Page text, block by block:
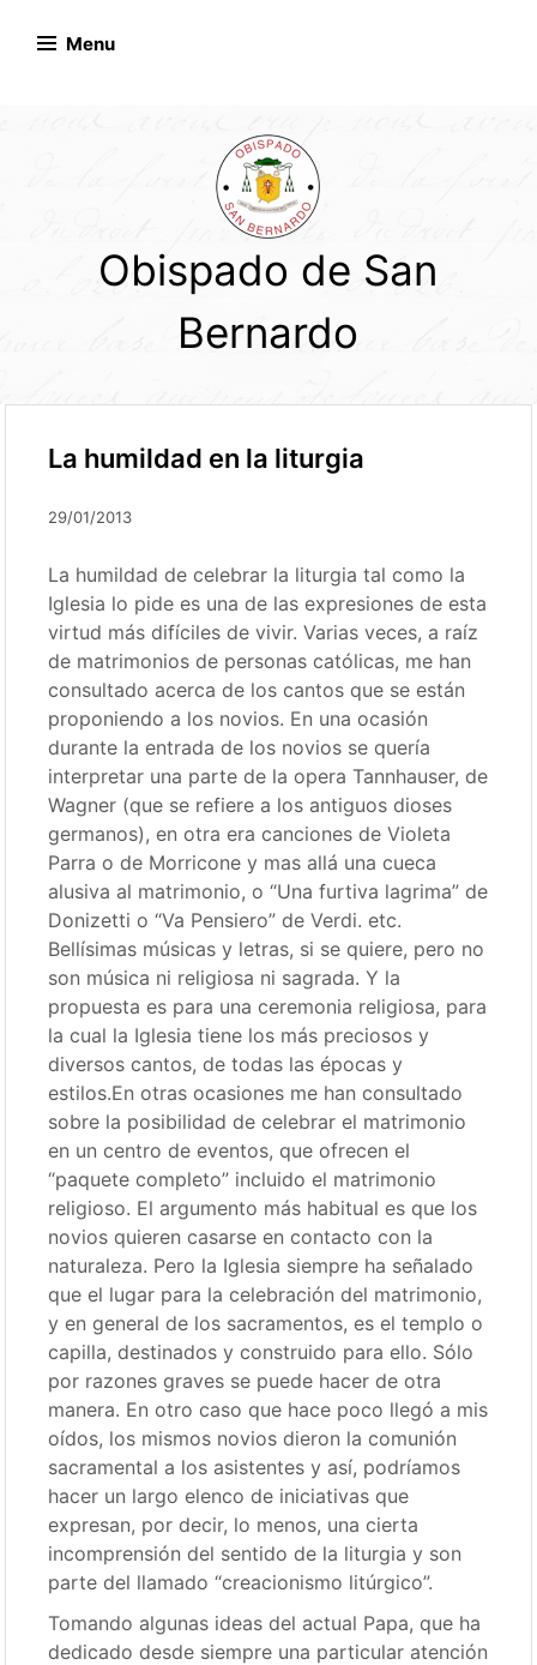
Menu
Obispado de San
Bernardo
La humildad en la liturgia
29/01/2013
La humildad de celebrar la liturgia tal como la
Iglesia lo pide es una de las expresiones de esta
virtud más difíciles de vivir. Varias veces, a raíz
de matrimonios de personas católicas, me han
consultado acerca de los cantos que se están
proponiendo a los novios. En una ocasión
durante la entrada de los novios se quería
interpretar una parte de la opera Tannhauser, de
Wagner (que se refiere a los antiguos dioses
germanos), en otra era canciones de Violeta
Parra o de Morricone y mas allá una cueca
alusiva al matrimonio, o “Una furtiva lagrima” de
Donizetti o “Va Pensiero” de Verdi. etc.
Bellísimas músicas y letras, si se quiere, pero no
son música ni religiosa ni sagrada. Y la
propuesta es para una ceremonia religiosa, para
la cual la Iglesia tiene los más preciosos y
diversos cantos, de todas las épocas y
estilos.En otras ocasiones me han consultado
sobre la posibilidad de celebrar el matrimonio
en un centro de eventos, que ofrecen el
“paquete completo” incluido el matrimonio
religioso. El argumento más habitual es que los
novios quieren casarse en contacto con la
naturaleza. Pero la Iglesia siempre ha señalado
que el lugar para la celebración del matrimonio,
y en general de los sacramentos, es el templo o
capilla, destinados y construido para ello. Sólo
por razones graves se puede hacer de otra
manera. En otro caso que hace poco llegó a mis
oídos, los mismos novios dieron la comunión
sacramental a los asistentes y así, podríamos
hacer un largo elenco de iniciativas que
expresan, por decir, lo menos, una cierta
incomprensión del sentido de la liturgia y son
parte del llamado “creacionismo litúrgico”.
Tomando algunas ideas del actual Papa, que ha
dedicado desde siempre una particular atención